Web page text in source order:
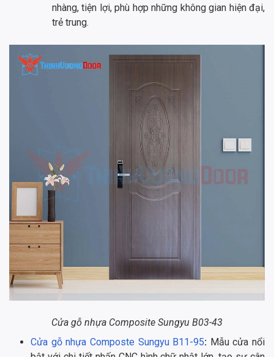
nhàng, tiện lợi, phù hợp những không gian hiện đại,
trẻ trung.
Cửa gỗ nhựa Composite Sungyu B03-43
Cửa gỗ nhựa Composte Sungyu B11-95: Mẫu cửa nổi